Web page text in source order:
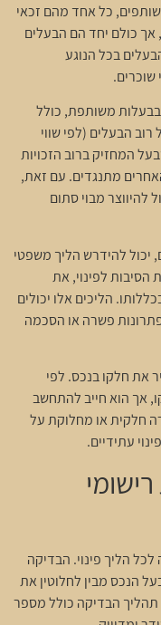
כל אחד מהם זכאי
אך כולם יחד הם הבעלים
בכל הנוגע
שוכרים.
משותפת, כולל
הבעלים (לפי שווי
המחזיק ברוב הזכויות
מתנגדים. עם זאת,
להיווצר מבוי סתום
להידרש הליך משפטי
הסיבות לפינוי, את
הליכים אלו יכולים
פשרה או הסכמה
את חלקו בנכס. לפי
אך הוא חייב להתחשב
חלקית או מחלוקת על
עתידיים.
הליך פינוי. הבדיקה
הנכס מבין לחלוטין את
תהליך הבדיקה כולל מספר